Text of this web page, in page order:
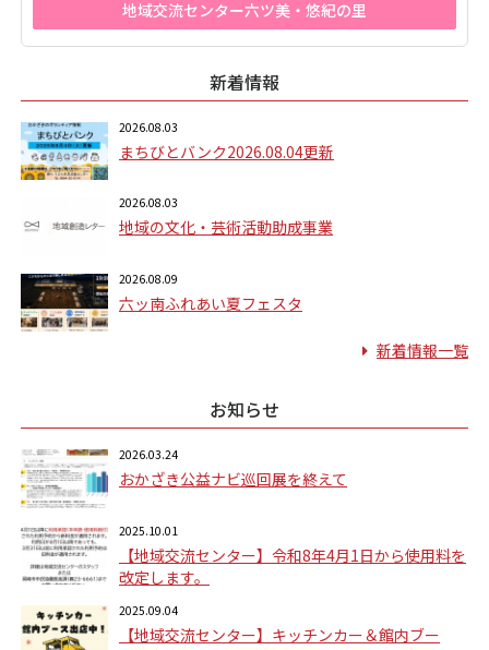
地域交流センター六ツ美・悠紀の里
新着情報
2026.08.03
まちびとバンク2026.08.04更新
2026.08.03
地域の文化・芸術活動助成事業
2026.08.09
六ッ南ふれあい夏フェスタ
新着情報一覧
お知らせ
2026.03.24
おかざき公益ナビ巡回展を終えて
2025.10.01
【地域交流センター】令和8年4月1日から使用料を
改定します。
2025.09.04
【地域交流センター】キッチンカー＆館内ブー